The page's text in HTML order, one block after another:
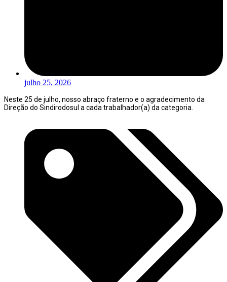
julho 25, 2026
Neste 25 de julho, nosso abraço fraterno e o agradecimento da
Direção do Sindirodosul a cada trabalhador(a) da categoria.